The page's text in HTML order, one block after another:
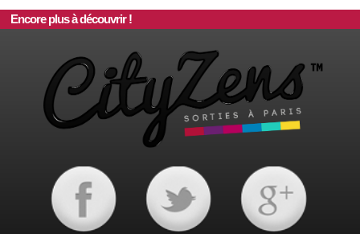
Encore plus à découvrir !